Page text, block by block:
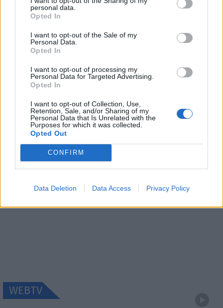
personal data.
Opted In
I want to opt-out of the Sale of my
Personal Data.
Opted In
I want to opt-out of processing my
Personal Data for Targeted Advertising.
Opted In
I want to opt-out of Collection, Use,
Retention, Sale, and/or Sharing of my
Personal Data that Is Unrelated with the
Purposes for which it was collected.
Opted Out
CONFIRM
Data Deletion Data Access Privacy Policy
7.8.2026
Mercedes-Benz GLB: Διαθέσιμη στην Ελλάδα με
όφελος 2.000…
7.8.2026
WEBTV